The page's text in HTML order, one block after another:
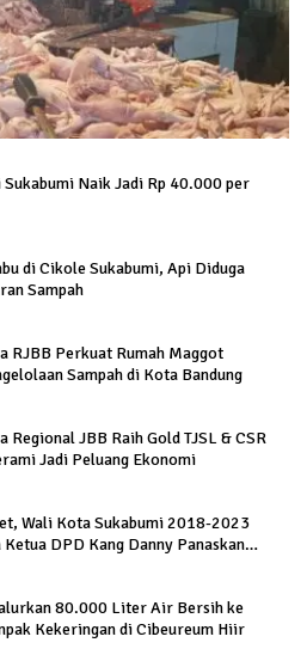
Sukabumi Naik Jadi Rp 40.000 per
di Cikole Sukabumi, Api Diduga
Sampah
RJBB Perkuat Rumah Maggot
Sampah di Kota Bandung
JBB Raih Gold TJSL & CSR
Jadi Peluang Ekonomi
Wali Kota Sukabumi 2018-2023
DPD Kang Danny Panaskan
80.000 Liter Air Bersih ke
Kekeringan di Cibeureum Hiir